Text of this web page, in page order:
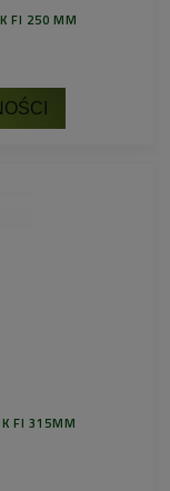
FI 250 MM
FI 315MM